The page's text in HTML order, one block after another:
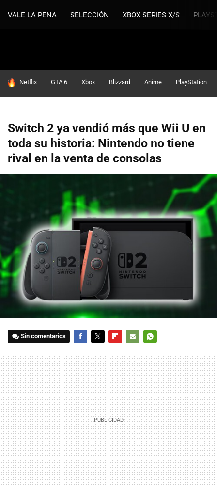
VALE LA PENA SELECCIÓN XBOX SERIES X/S
HOY SE HABLA DE
Netflix GTA 6 Xbox Blizzard Anime PlayStation
Switch 2 ya vendió más que Wii U en
toda su historia: Nintendo no tiene
rival en la venta de consolas
Sin comentarios
MAIL